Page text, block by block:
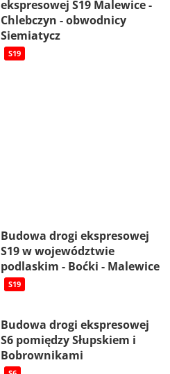
ekspresowej S19 Malewice -
Chlebczyn - obwodnicy
Siemiatycz
S19
Budowa drogi ekspresowej
S19 w województwie
podlaskim - Boćki - Malewice
S19
Budowa drogi ekspresowej
S6 pomiędzy Słupskiem i
Bobrownikami